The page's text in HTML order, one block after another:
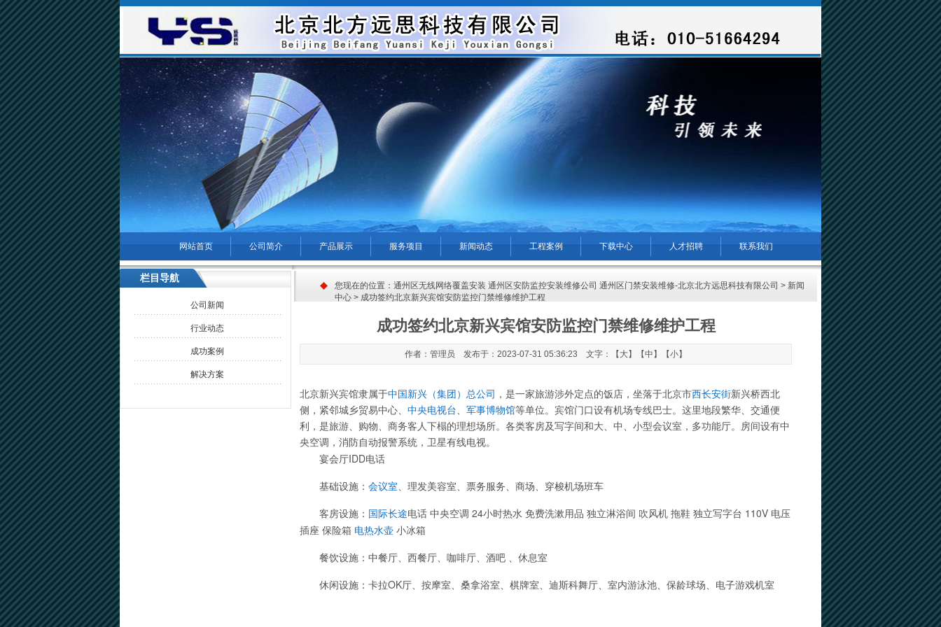
网站首页 公司简介 产品展示 服务项目 新闻动态 工程案例 下载中心 人才招聘
联系我们
菜单名称
栏目导航
公司新闻
行业动态
成功案例
解决方案
您现在的位置： 通州区无线网络覆盖安装 通州区安防监控安装维修公司 通州区门禁安装维修-北京北方远思科技有限公司 > 新闻
中心 > 成功签约北京新兴宾馆安防监控门禁维修维护工程
成功签约北京新兴宾馆安防监控门禁维修维护工程
作者：管理员 发布于：2023-07-31 05:36:23 文字：【 大】【中 】【小】
北京新兴宾馆隶属于中国新兴（集团）总公司 ，是一家旅游涉外定点的饭店，坐落于北京市西长安街新兴桥西北
侧，紧邻城乡贸易中心、 中央电视台、 军事博物馆等单位。宾馆门口设有机场专线巴士。这里地段繁华、交通便
利，是旅游、购物、商务客人下榻的理想场所。各类客房及写字间和大、中、小型会议室，多功能厅。房间设有中
央空调，消防自动报警系统，卫星有线电视。
宴会厅IDD电话
基础设施： 会议室、理发美容室、票务服务、商场、穿梭机场班车
客房设施： 国际长途电话 中央空调 24小时热水 免费洗漱用品 独立淋浴间 吹风机 拖鞋 独立写字台 110V 电压
插座 保险箱 电热水壶 小冰箱
餐饮设施：中餐厅、西餐厅、咖啡厅、酒吧 、休息室
休闲设施：卡拉OK厅、按摩室、桑拿浴室、棋牌室、迪斯科舞厅、室内游泳池、保龄球场、电子游戏机室